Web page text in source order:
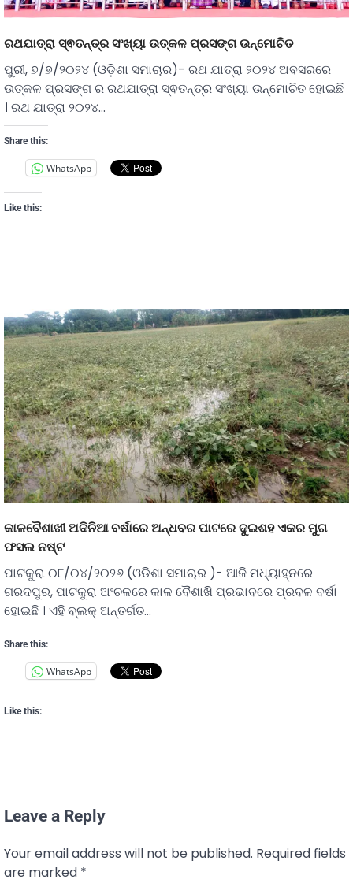
ରଥଯାତ୍ରା ସ୍ଵତନ୍ତ୍ର ସଂଖ୍ୟା ଉତ୍କଳ ପ୍ରସଙ୍ଗ ଉନ୍ମୋଚିତ
ପୁରୀ, ୭/୭/୨୦୨୪ (ଓଡ଼ିଶା ସମାଚାର)- ରଥ ଯାତ୍ରା ୨୦୨୪ ଅବସରରେ
ଉତ୍କଳ ପ୍ରସଙ୍ଗ ର ରଥଯାତ୍ରା ସ୍ଵତନ୍ତ୍ର ସଂଖ୍ୟା ଉନ୍ମୋଚିତ ହୋଇଛି
। ରଥ ଯାତ୍ରା ୨୦୨୪…
Share this:
WhatsApp
Like this:
କାଳବୈଶାଖୀ ଅଦିନିଆ ବର୍ଷାରେ ଅନ୍ଧବର ପାଟରେ ଦୁଇଶହ ଏକର ମୁଗ
ଫସଲ ନଷ୍ଟ
ପାଟକୁରା ୦୮/୦୪/୨୦୨୬ (ଓଡିଶା ସମାଚାର )- ଆଜି ମଧ୍ୟାହ୍ନରେ
ଗରଦପୁର, ପାଟକୁରା ଅଂଚଳରେ କାଳ ବୈଶାଖି ପ୍ରଭାବରେ ପ୍ରବଳ ବର୍ଷା
ହୋଇଛି । ଏହି ବ୍ଲକ୍ ଅନ୍ତର୍ଗତ…
Share this:
WhatsApp
Like this:
Leave a Reply
Your email address will not be published. Required fields
are marked *